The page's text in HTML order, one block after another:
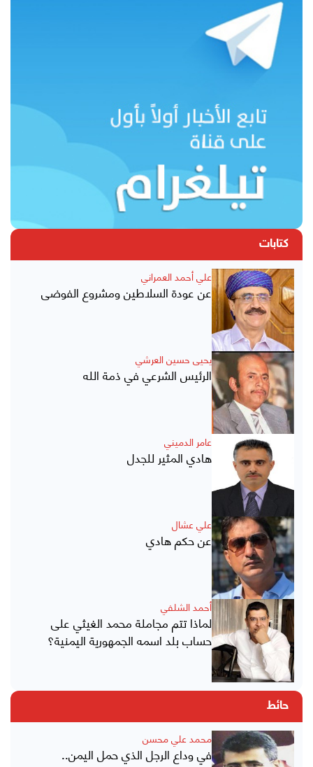
كتابات
علي أحمد العمراني
عن عودة السلاطين ومشروع الفوضى
يحيى حسين العرشي
الرئيس الشرعي في ذمة الله
عامر الدميني
هادي المثير للجدل
علي عشال
عن حكم هادي
أحمد الشلفي
لماذا تتم مجاملة محمد الغيثي على
حساب بلد اسمه الجمهورية اليمنية؟
حائط
محمد علي محسن
في وداع الرجل الذي حمل اليمن..